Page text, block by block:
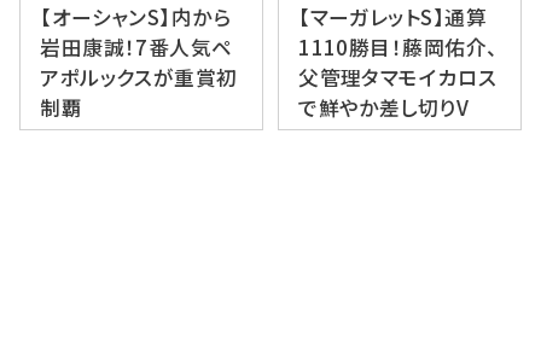
【オーシャンS】内から
岩田康誠！7番人気ペ
アポルックスが重賞初
制覇
【マーガレットS】通算
1110勝目！藤岡佑介、
父管理タマモイカロス
で鮮やか差し切りV